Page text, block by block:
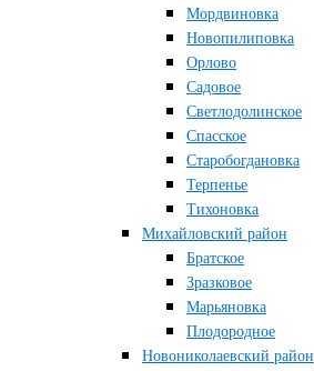
Мордвиновка
Новопилиповка
Орлово
Садовое
Светлодолинское
Спасское
Старобогдановка
Терпенье
Тихоновка
Михайловский район
Братское
Зразковое
Марьяновка
Плодородное
Новониколаевский район